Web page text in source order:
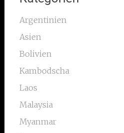
Argentinien
Asien
Bolivien
Kambodscha
Laos
Malaysia
Myanmar